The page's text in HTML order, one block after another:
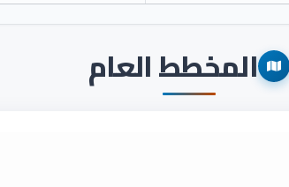
المخطط العام